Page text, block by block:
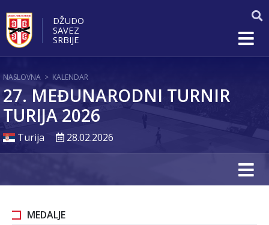
DŽUDO
SAVEZ
SRBIJE
NASLOVNA > KALENDAR
27. MEĐUNARODNI TURNIR
TURIJA 2026
Turija 28.02.2026
MEDALJE